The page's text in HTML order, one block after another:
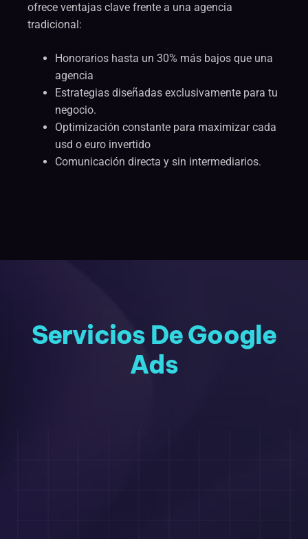
ofrece ventajas clave frente a una agencia
tradicional:
Honorarios hasta un 30% más bajos que una
agencia
Estrategias diseñadas exclusivamente para tu
negocio.
Optimización constante para maximizar cada
usd o euro invertido
Comunicación directa y sin intermediarios.
Servicios De Google
Ads